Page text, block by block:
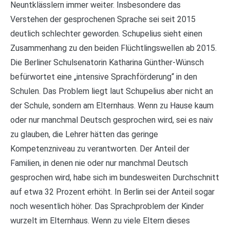
Neuntklässlern immer weiter. Insbesondere das
Verstehen der gesprochenen Sprache sei seit 2015
deutlich schlechter geworden. Schupelius sieht einen
Zusammenhang zu den beiden Flüchtlingswellen ab 2015.
Die Berliner Schulsenatorin Katharina Günther-Wünsch
befürwortet eine „intensive Sprachförderung“ in den
Schulen. Das Problem liegt laut Schupelius aber nicht an
der Schule, sondern am Elternhaus. Wenn zu Hause kaum
oder nur manchmal Deutsch gesprochen wird, sei es naiv
zu glauben, die Lehrer hätten das geringe
Kompetenzniveau zu verantworten. Der Anteil der
Familien, in denen nie oder nur manchmal Deutsch
gesprochen wird, habe sich im bundesweiten Durchschnitt
auf etwa 32 Prozent erhöht. In Berlin sei der Anteil sogar
noch wesentlich höher. Das Sprachproblem der Kinder
wurzelt im Elternhaus. Wenn zu viele Eltern dieses